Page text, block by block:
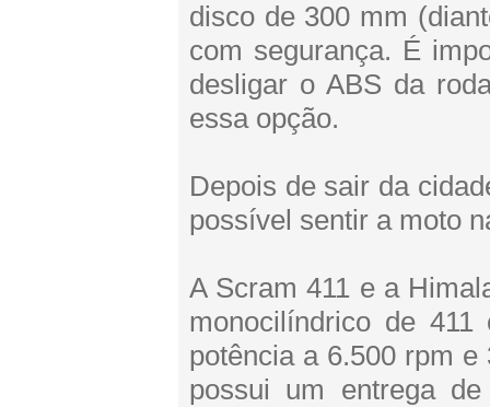
disco de 300 mm
com segurança. É
desligar o ABS da
essa opção.
Depois de sair da
possível sentir a moto
A Scram 411 e a
monocilíndrico de
potência a 6.500 rpm
possui um entrega